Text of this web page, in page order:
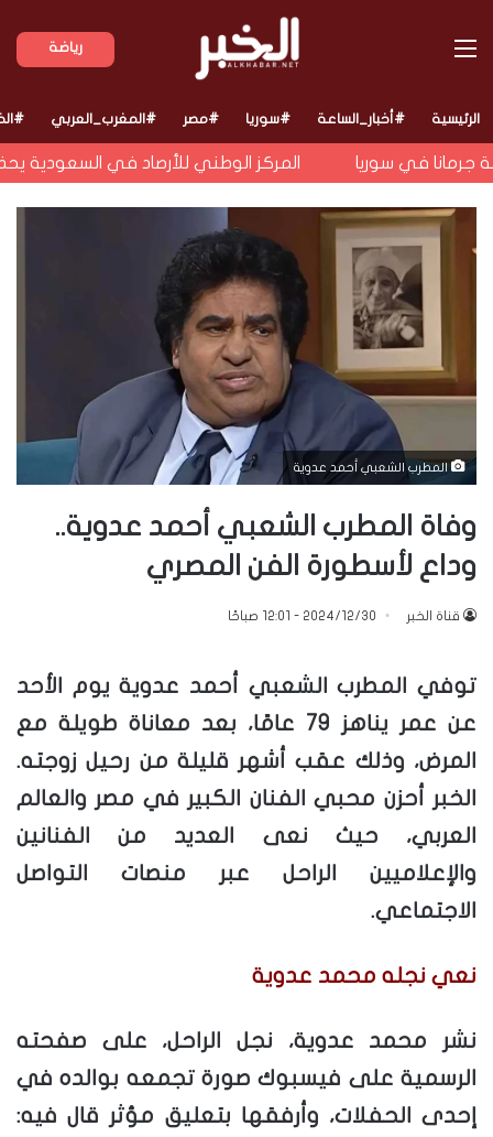
رياضة القائمة
الرئيسية #أخبار_الساعة #سوريا #مصر #المغرب_العربي
في سوريا المركز الوطني للأرصاد في السعودية
المطرب الشعبي أحمد عدوية
وفاة المطرب الشعبي أحمد عدوية..
وداع لأسطورة الفن المصري
قناة الخبر 2024/12/30 - 12:01 صباحًا
توفي المطرب الشعبي أحمد عدوية يوم الأحد
عن عمر يناهز 79 عامًا، بعد معاناة طويلة مع
المرض، وذلك عقب أشهر قليلة من رحيل زوجته.
الخبر أحزن محبي الفنان الكبير في مصر والعالم
العربي، حيث نعى العديد من الفنانين
والإعلاميين الراحل عبر منصات التواصل
الاجتماعي.
نعي نجله محمد عدوية
نشر محمد عدوية، نجل الراحل، على صفحته
الرسمية على فيسبوك صورة تجمعه بوالده في
إحدى الحفلات، وأرفقها بتعليق مؤثر قال فيه: